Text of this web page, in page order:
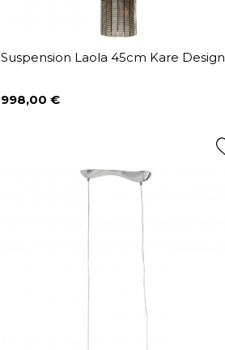
Suspension Laola 45cm Kare Design
Prix
998,00 €